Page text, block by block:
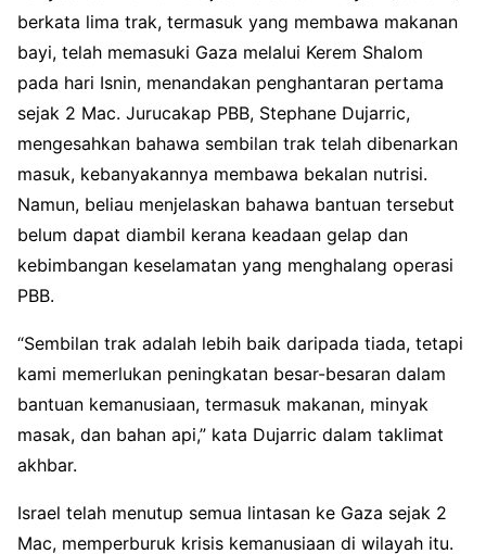
berkata lima trak, termasuk yang membawa makanan
bayi, telah memasuki Gaza melalui Kerem Shalom
pada hari Isnin, menandakan penghantaran pertama
sejak 2 Mac. Jurucakap PBB, Stephane Dujarric,
mengesahkan bahawa sembilan trak telah dibenarkan
masuk, kebanyakannya membawa bekalan nutrisi.
Namun, beliau menjelaskan bahawa bantuan tersebut
belum dapat diambil kerana keadaan gelap dan
kebimbangan keselamatan yang menghalang operasi
PBB.
“Sembilan trak adalah lebih baik daripada tiada, tetapi
kami memerlukan peningkatan besar-besaran dalam
bantuan kemanusiaan, termasuk makanan, minyak
masak, dan bahan api,” kata Dujarric dalam taklimat
akhbar.
Israel telah menutup semua lintasan ke Gaza sejak 2
Mac, memperburuk krisis kemanusiaan di wilayah itu.